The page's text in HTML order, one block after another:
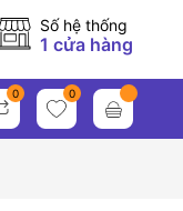
Số hệ thống
1 cửa hàng
0 0